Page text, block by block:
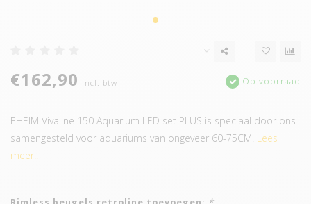
€162,90 Incl. btw Op voorraad
EHEIM Vivaline 150 Aquarium LED set PLUS is speciaal door ons
samengesteld voor aquariums van ongeveer 60-75CM. Lees
meer..